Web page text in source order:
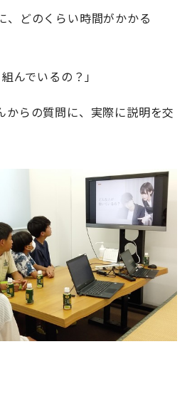
、どのくらい時間がかかる
んでいるの？」
からの質問に、実際に説明を交